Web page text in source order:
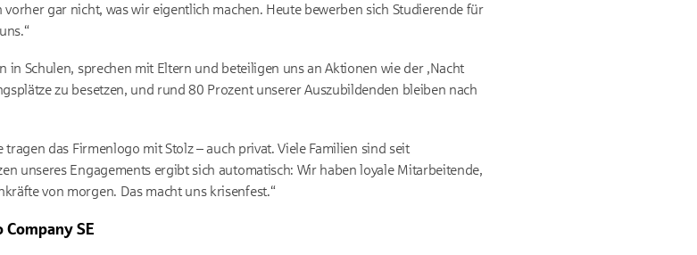
gar nicht, was wir eigentlich machen. Heute bewerben sich Studierende für
in Schulen, sprechen mit Eltern und beteiligen uns an Aktionen wie der ‚Nacht
zu besetzen, und rund 80 Prozent unserer Auszubildenden bleiben nach
das Firmenlogo mit Stolz – auch privat. Viele Familien sind seit
unseres Engagements ergibt sich automatisch: Wir haben loyale Mitarbeitende,
von morgen. Das macht uns krisenfest.“
SE